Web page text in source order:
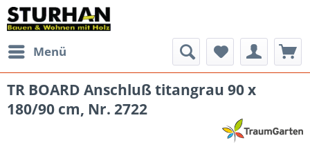
Menü
TR BOARD Anschluß titangrau 90 x
180/90 cm, Nr. 2722